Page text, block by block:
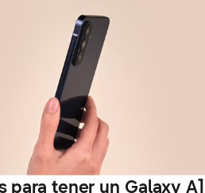
para tener un Galaxy